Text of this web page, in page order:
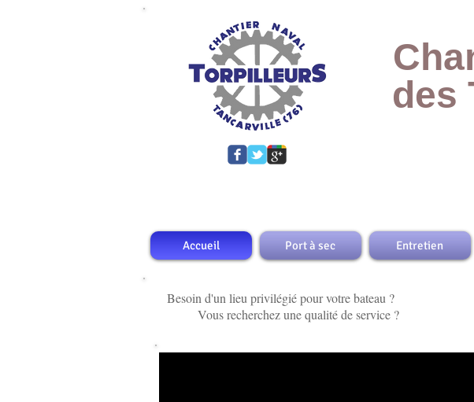
des
Accueil Port à sec Entretien
Besoin d'un lieu privilégié pour votre bateau ?
Vous recherchez une qualité de service ?